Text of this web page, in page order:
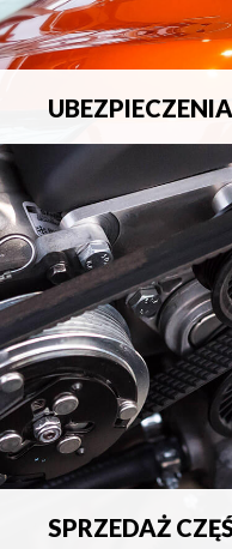
UBEZPIECZENIA
Pełna ochrona
SPRZEDAŻ